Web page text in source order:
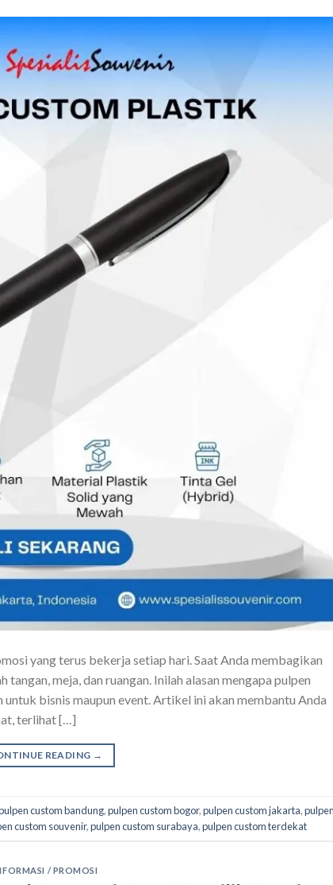
yang terus bekerja setiap hari. Saat Anda membagikan
meja, dan ruangan. Inilah alasan mengapa pulpen
bisnis maupun event. Artikel ini akan membantu Anda
terlihat […]
READING →
custom bandung,pulpen custom bogor,pulpen custom jakarta,
custom souvenir,pulpen custom surabaya,pulpen custom terdekat
/ PROMOSI